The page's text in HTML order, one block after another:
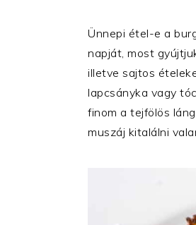
Ünnepi étel-e a
napját, most
illetve sajtos
lapcsányka vagy
finom a tejfölös
muszáj kitalálni